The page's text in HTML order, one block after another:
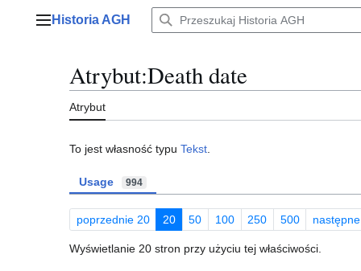
Menu główne
Historia AGH
Atrybut:Death date
Atrybut
To jest własność typu Tekst
Usage 994
poprzednie 20 20 50 100 250 500
Wyświetlanie 20 stron przy użyciu tej właściwości.